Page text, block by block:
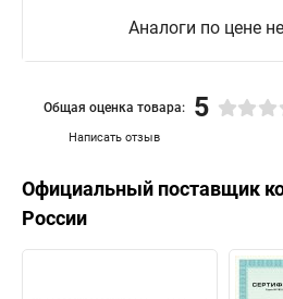
Аналоги по цене
Написать отзыв
Общая оценка товара: 5
Официальный поставщик
России